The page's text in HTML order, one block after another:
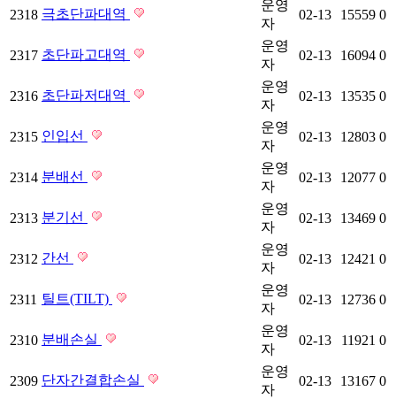
2318 극초단파대역
운영
자
02-13 15559 0
2317 초단파고대역
운영
자
02-13 16094 0
2316 초단파저대역
운영
자
02-13 13535 0
2315 인입선
운영
자
02-13 12803 0
2314 분배선
운영
자
02-13 12077 0
2313 분기선
운영
자
02-13 13469 0
2312 간선
운영
자
02-13 12421 0
2311 틸트(TILT)
운영
자
02-13 12736 0
2310 분배손실
운영
자
02-13 11921 0
2309 단자간결합손실
운영
자
02-13 13167 0